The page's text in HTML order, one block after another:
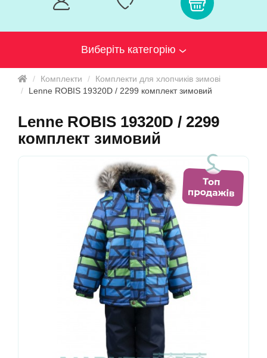
Виберіть категорію
Комплекти
Комплекти для хлопчиків зимові
Lenne ROBIS 19320D / 2299 комплект зимовий
Lenne ROBIS 19320D / 2299
комплект зимовий